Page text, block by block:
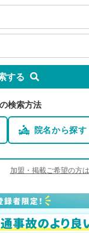
する
検索方法
院名から探す
加盟・掲載ご希望の方